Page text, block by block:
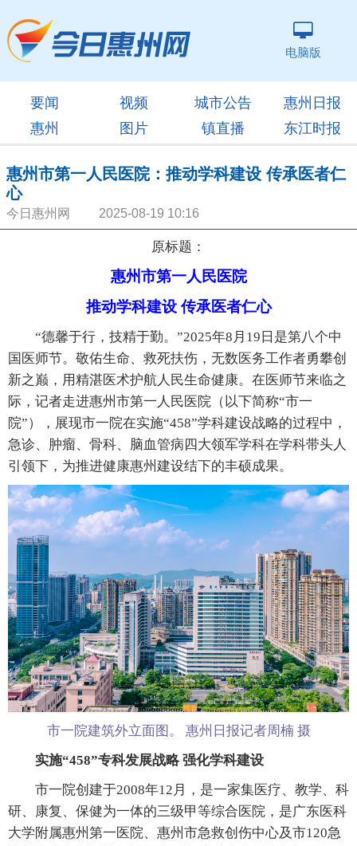
电脑版
要闻 视频 城市公告
惠州日报
惠州
图片 镇直播 东江时报
惠州市第一人民医院：推动学科建设 传承医者仁
心
今日惠州网 2025-08-19 10:16
原标题：
惠州市第一人民医院
推动学科建设 传承医者仁心
“德馨于行，技精于勤。”2025年8月19日是第八个中
国医师节。敬佑生命、救死扶伤，无数医务工作者勇攀创
新之巅，用精湛医术护航人民生命健康。在医师节来临之
际，记者走进惠州市第一人民医院（以下简称“市一
院”），展现市一院在实施“458”学科建设战略的过程中，
急诊、肿瘤、骨科、脑血管病四大领军学科在学科带头人
引领下，为推进健康惠州建设结下的丰硕成果。
市一院建筑外立面图。 惠州日报记者周楠 摄
实施“458”专科发展战略 强化学科建设
市一院创建于2008年12月，是一家集医疗、教学、科
研、康复、保健为一体的三级甲等综合医院，是广东医科
大学附属惠州第一医院、惠州市急救创伤中心及市120急